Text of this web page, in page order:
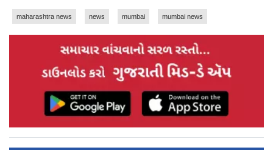
maharashtra news news mumbai mumbai news